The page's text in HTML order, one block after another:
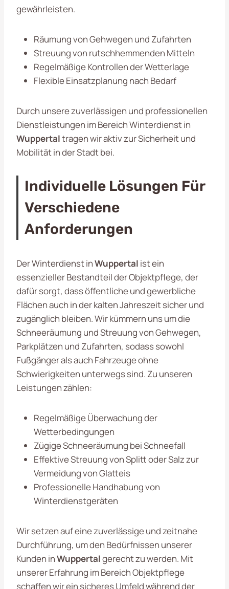
gewährleisten.
Räumung von Gehwegen und Zufahrten
Streuung von rutschhemmenden Mitteln
Regelmäßige Kontrollen der Wetterlage
Flexible Einsatzplanung nach Bedarf
Durch unsere zuverlässigen und professionellen
Dienstleistungen im Bereich Winterdienst in
Wuppertaltragen wir aktiv zur Sicherheit und
Mobilität in der Stadt bei.
Individuelle Lösungen Für
Verschiedene
Anforderungen
Der Winterdienst inWuppertal ist ein
essenzieller Bestandteil der Objektpflege, der
dafür sorgt, dass öffentliche und gewerbliche
Flächen auch in der kalten Jahreszeit sicher und
zugänglich bleiben. Wir kümmern uns um die
Schneeräumung und Streuung von Gehwegen,
Parkplätzen und Zufahrten, sodass sowohl
Fußgänger als auch Fahrzeuge ohne
Schwierigkeiten unterwegs sind. Zu unseren
Leistungen zählen:
Regelmäßige Überwachung der
Wetterbedingungen
Zügige Schneeräumung bei Schneefall
Effektive Streuung von Splitt oder Salz zur
Vermeidung von Glatteis
Professionelle Handhabung von
Winterdienstgeräten
Wir setzen auf eine zuverlässige und zeitnahe
Durchführung, um den Bedürfnissen unserer
Kunden inWuppertalgerecht zu werden. Mit
unserer Erfahrung im Bereich Objektpflege
schaffen wir ein sicheres Umfeld während der